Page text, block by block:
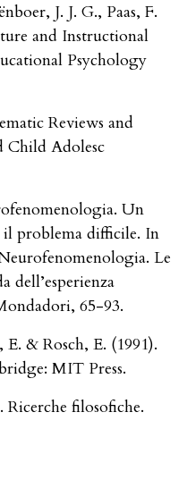
J. J. G., Paas, F.
and Instructional
Psychology
Reviews and
Child Adolesc
Un
problema difficile. In
Le
dell’esperienza
65-93.
& Rosch, E. (1991).
MIT Press.
filosofiche.